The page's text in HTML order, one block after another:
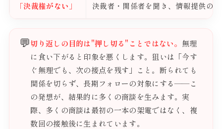
「決裁権がない」 決裁者・関係者を聞き、情報提供の
💬切り返しの目的は"押し切る"ことではない。 無理
に食い下がると印象を悪くします。狙いは「今す
ぐ無理でも、次の接点を残す」こと。断られても
関係を切らず、長期フォローの対象にする——こ
の発想が、結果的に多くの商談を生みます。実
際、多くの商談は最初の一本の架電ではなく、複
数回の接触後に生まれています。